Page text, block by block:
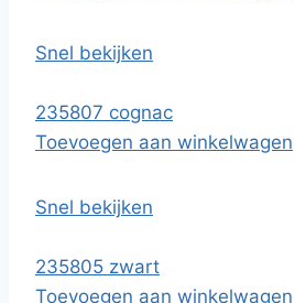
Snel bekijken
235807 cognac
Toevoegen aan winkelwagen
Snel bekijken
235805 zwart
Toevoegen aan winkelwagen